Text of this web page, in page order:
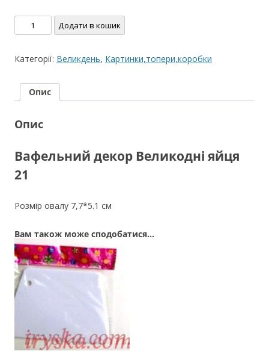
Вафельний
декор
яйця
кількість
Додати в кошик
Категорії: Великдень, Картинки,топери,коробки
Опис
Опис
Вафельний декор Великодні яйця
21
Розмір овалу 7,7*5.1 см
Вам також може сподобатися…